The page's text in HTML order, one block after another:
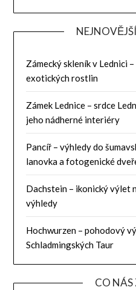
Zámecký skleník v Lednici
exotických rostlin
Zámek Lednice – srdce
jeho nádherné interiéry
Pancíř – výhledy do
lanovka a fotogenické
Dachstein – ikonický výlet
výhledy
Hochwurzen – pohodový
Schladmingských Taur
CO NÁS